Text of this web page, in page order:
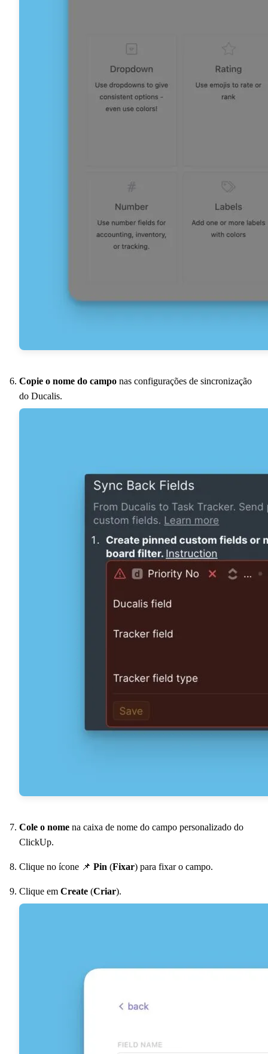
Copie o nome do campo nas configurações de sincronização
do Ducalis.
Cole o nome na caixa de nome do campo personalizado do
ClickUp.
Clique no ícone 📌 Pin (Fixar) para fixar o campo.
Clique em Create (Criar).